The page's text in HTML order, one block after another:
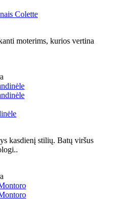
Colette
moterims, kurios vertina
kasdienį stilių. Batų viršus